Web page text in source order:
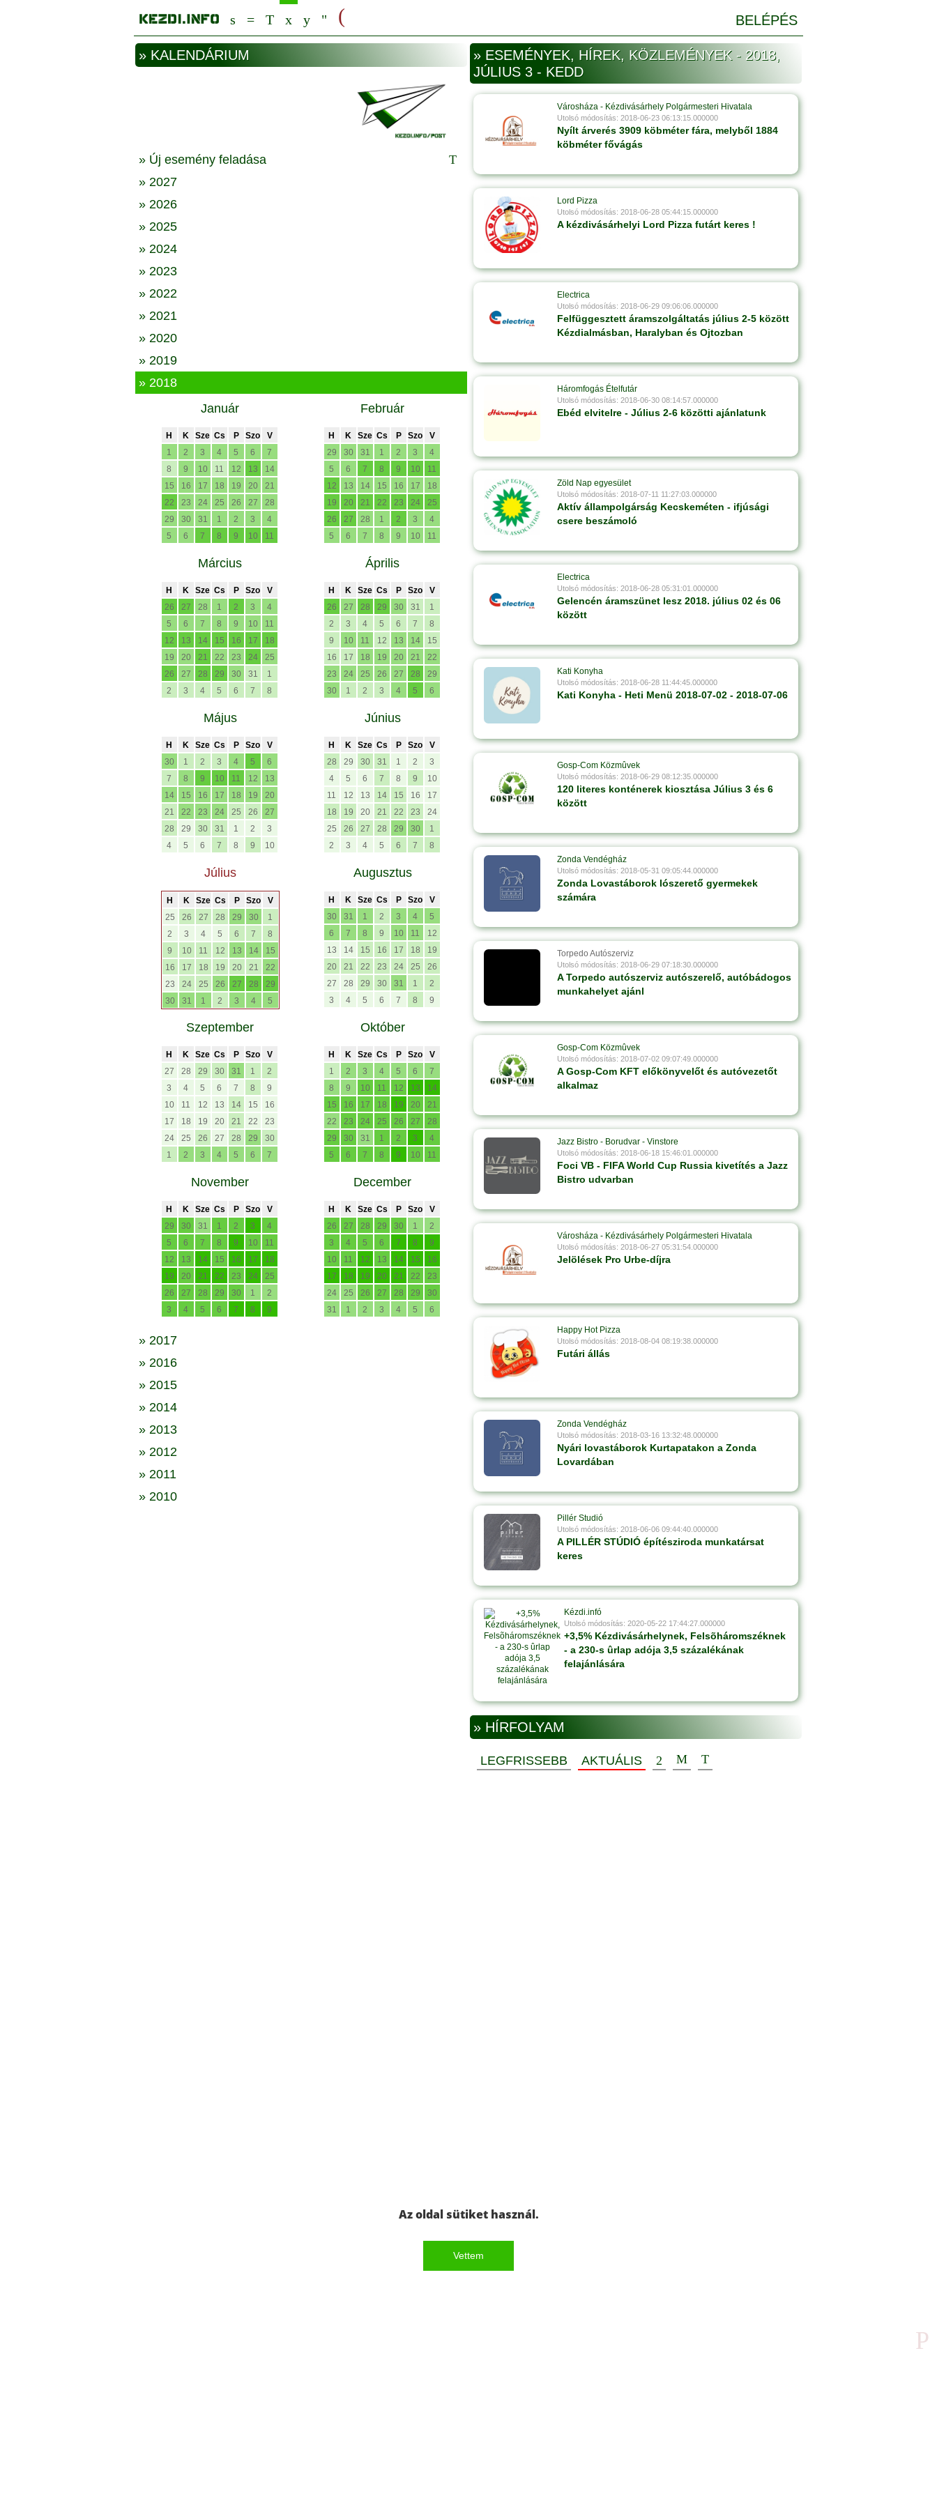
BELÉPÉS
» KALENDÁRIUM
» Új esemény feladása
» 2027
» 2026
» 2025
» 2024
» 2023
» 2022
» 2021
» 2020
» 2019
» 2018
Január
H K Sze Cs P Szo
V
1
2 3 4 5 6
7
8
9 10 11 12 13
14
15
16 17 18 19 20
21
22
23 24 25 26 27
28
29
30 31 1 2 3
4
5
6 7 8 9 10 11
Február
H K Sze Cs P Szo
V
29
30 31 1 2 3
4
5
6 7 8 9 10
11
12
13 14 15 16 17
18
19
20 21 22 23 24
25
26
27 28 1 2 3
4
5
6 7 8 9 10 11
Március
H K Sze Cs P Szo
V
26
27 28 1 2 3
4
5
6 7 8 9 10
11
12
13 14 15 16 17
18
19
20 21 22 23 24
25
26
27 28 29 30 31
1
2
3 4 5 6 7 8
Április
H K Sze Cs P Szo
V
26
27 28 29 30 31
1
2
3 4 5 6 7
8
9
10 11 12 13 14
15
16
17 18 19 20 21
22
23
24 25 26 27 28
29
30
1 2 3 4 5 6
Május
H K Sze Cs P Szo
V
30
1 2 3 4 5
6
7
8 9 10 11 12
13
14
15 16 17 18 19
20
21
22 23 24 25 26
27
28
29 30 31 1 2
3
4
5 6 7 8 9 10
Június
H K Sze Cs P Szo
V
28
29 30 31 1 2
3
4
5 6 7 8 9
10
11
12 13 14 15 16
17
18
19 20 21 22 23
24
25
26 27 28 29 30
1
2
3 4 5 6 7 8
Július
H K Sze Cs P Szo
V
25
26 27 28 29 30
1
2
3 4 5 6 7
8
9
10 11 12 13 14
15
16
17 18 19 20 21
22
23
24 25 26 27 28
29
30
31 1 2 3 4 5
Augusztus
H K Sze Cs P Szo
V
30
31 1 2 3 4
5
6
7 8 9 10 11
12
13
14 15 16 17 18
19
20
21 22 23 24 25
26
27
28 29 30 31 1
2
3
4 5 6 7 8 9
Szeptember
H K Sze Cs P Szo
V
27
28 29 30 31 1
2
3
4 5 6 7 8
9
10
11 12 13 14 15
16
17
18 19 20 21 22
23
24
25 26 27 28 29
30
1
2 3 4 5 6 7
Október
H K Sze Cs P Szo
V
1
2 3 4 5 6
7
8
9 10 11 12 13
14
15
16 17 18 19 20
21
22
23 24 25 26 27
28
29
30 31 1 2 3
4
5
6 7 8 9 10 11
November
H K Sze Cs P Szo
V
29
30 31 1 2 3
4
5
6 7 8 9 10
11
12
13 14 15 16 17
18
19
20 21 22 23 24
25
26
27 28 29 30 1
2
3
4 5 6 7 8 9
December
H K Sze Cs P Szo
V
26
27 28 29 30 1
2
3
4 5 6 7 8
9
10
11 12 13 14 15
16
17
18 19 20 21 22
23
24
25 26 27 28 29
30
31
1 2 3 4 5 6
» 2017
» 2016
» 2015
» 2014
» 2013
» 2012
» 2011
» 2010
» ESEMÉNYEK, HÍREK, KÖZLEMÉNYEK - 2018,
JÚLIUS 3 - KEDD
Városháza - Kézdivásárhely Polgármesteri Hivatala
Utolsó módosítás: 2018-06-23 06:13:15.000000
Nyílt árverés 3909 köbméter fára, melyből 1884
köbméter fővágás
Lord Pizza
Utolsó módosítás: 2018-06-28 05:44:15.000000
A kézdivásárhelyi Lord Pizza futárt keres !
Electrica
Utolsó módosítás: 2018-06-29 09:06:06.000000
Felfüggesztett áramszolgáltatás július 2-5 között
Kézdialmásban, Haralyban és Ojtozban
Háromfogás Ételfutár
Utolsó módosítás: 2018-06-30 08:14:57.000000
Ebéd elvitelre - Július 2-6 közötti ajánlatunk
Zöld Nap egyesület
Utolsó módosítás: 2018-07-11 11:27:03.000000
Aktív állampolgárság Kecskeméten - ifjúsági
csere beszámoló
Electrica
Utolsó módosítás: 2018-06-28 05:31:01.000000
Gelencén áramszünet lesz 2018. július 02 és 06
között
Kati Konyha
Utolsó módosítás: 2018-06-28 11:44:45.000000
Kati Konyha - Heti Menü 2018-07-02 - 2018-07-06
Gosp-Com Közmûvek
Utolsó módosítás: 2018-06-29 08:12:35.000000
120 literes konténerek kiosztása Július 3 és 6
között
Zonda Vendégház
Utolsó módosítás: 2018-05-31 09:05:44.000000
Zonda Lovastáborok lószerető gyermekek
számára
Torpedo Autószerviz
Utolsó módosítás: 2018-06-29 07:18:30.000000
A Torpedo autószerviz autószerelő, autóbádogos
munkahelyet ajánl
Gosp-Com Közmûvek
Utolsó módosítás: 2018-07-02 09:07:49.000000
A Gosp-Com KFT előkönyvelőt és autóvezetőt
alkalmaz
Jazz Bistro - Borudvar - Vinstore
Utolsó módosítás: 2018-06-18 15:46:01.000000
Foci VB - FIFA World Cup Russia kivetítés a Jazz
Bistro udvarban
Városháza - Kézdivásárhely Polgármesteri Hivatala
Utolsó módosítás: 2018-06-27 05:31:54.000000
Jelölések Pro Urbe-díjra
Happy Hot Pizza
Utolsó módosítás: 2018-08-04 08:19:38.000000
Futári állás
Zonda Vendégház
Utolsó módosítás: 2018-03-16 13:32:48.000000
Nyári lovastáborok Kurtapatakon a Zonda
Lovardában
Pillér Studió
Utolsó módosítás: 2018-06-06 09:44:40.000000
A PILLÉR STÚDIÓ építésziroda munkatársat
keres
Kézdi.infó
Utolsó módosítás: 2020-05-22 17:44:27.000000
+3,5% Kézdivásárhelynek, Felsõháromszéknek
- a 230-s ûrlap adója 3,5 százalékának
felajánlására
» HÍRFOLYAM
LEGFRISSEBB AKTUÁLIS
Az oldal sütiket használ.
Vettem